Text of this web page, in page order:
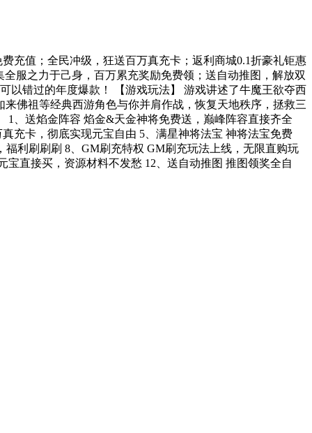
充值；全民冲级，狂送百万真充卡；返利商城0.1折豪礼钜惠
服之力于己身，百万累充奖励免费领；送自动推图，解放双
以错过的年度爆款！ 【游戏玩法】 游戏讲述了牛魔王欲夺西
佛祖等经典西游角色与你并肩作战，恢复天地秩序，拯救三
、送焰金阵容 焰金&天金神将免费送，巅峰阵容直接齐全
充卡，彻底实现元宝自由 5、满星神将法宝 神将法宝免费
利刷刷刷 8、GM刷充特权 GM刷充玩法上线，无限直购玩
直接买，资源材料不发愁 12、送自动推图 推图领奖全自